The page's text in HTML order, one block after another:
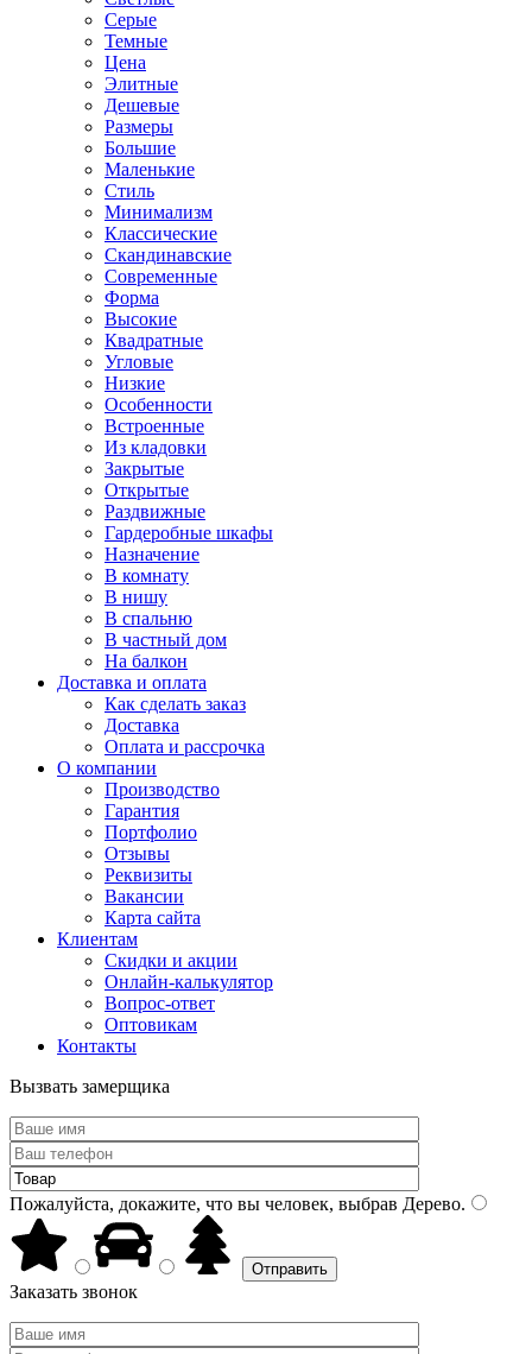
Серые
Темные
Цена
Элитные
Дешевые
Размеры
Большие
Маленькие
Стиль
Минимализм
Классические
Скандинавские
Современные
Форма
Высокие
Квадратные
Угловые
Низкие
Особенности
Встроенные
Из кладовки
Закрытые
Открытые
Раздвижные
Гардеробные шкафы
Назначение
В комнату
В нишу
В спальню
В частный дом
На балкон
Доставка и оплата
Как сделать заказ
Доставка
Оплата и рассрочка
О компании
Производство
Гарантия
Портфолио
Отзывы
Реквизиты
Вакансии
Карта сайта
Клиентам
Скидки и акции
Онлайн-калькулятор
Вопрос-ответ
Оптовикам
Контакты
Вызвать замерщика
Пожалуйста, докажите, что вы человек, выбрав Дерево.
Заказать звонок